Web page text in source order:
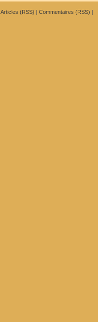
Articles (RSS) | Commentaires (RSS) |